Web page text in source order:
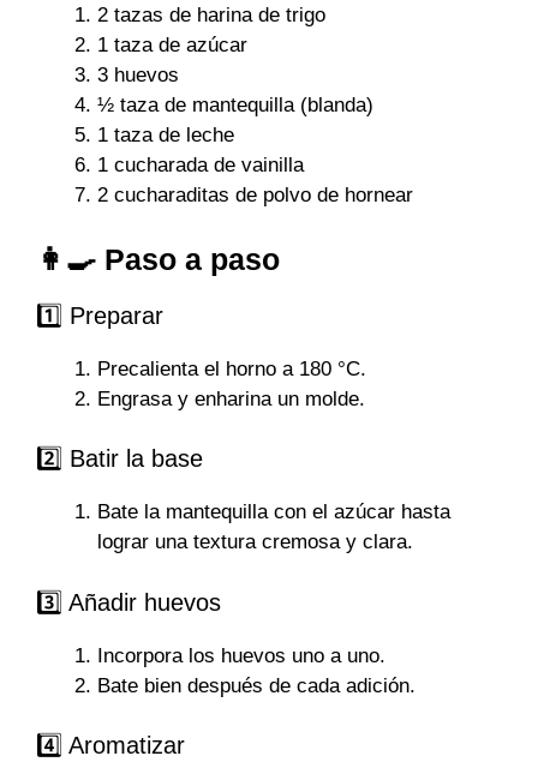
2 tazas de harina de trigo
1 taza de azúcar
3 huevos
½ taza de mantequilla (blanda)
1 taza de leche
1 cucharada de vainilla
2 cucharaditas de polvo de hornear
👩‍🍳 Paso a paso
1️⃣ Preparar
Precalienta el horno a 180 °C.
Engrasa y enharina un molde.
2️⃣ Batir la base
Bate la mantequilla con el azúcar hasta
lograr una textura cremosa y clara.
3️⃣ Añadir huevos
Incorpora los huevos uno a uno.
Bate bien después de cada adición.
4️⃣ Aromatizar